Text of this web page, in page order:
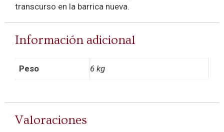
transcurso en la barrica nueva.
Información adicional
Peso 6 kg
Valoraciones